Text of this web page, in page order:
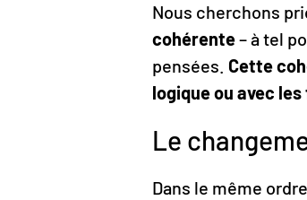
Nous cherchons
cohérente– à tel
pensées. Cette
logique ou avec
Le
Dans le même